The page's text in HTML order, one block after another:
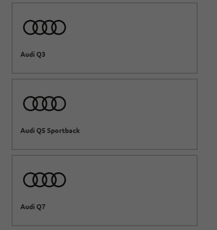
Audi Q3
Audi Q5 Sportback
Audi Q7